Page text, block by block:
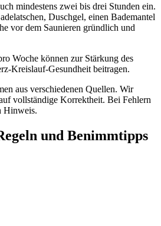
mindestens zwei bis drei Stunden ein.
Duschgel, einen Bademantel
vor dem Saunieren gründlich und
Woche können zur Stärkung des
Kreislauf-Gesundheit beitragen.
aus verschiedenen Quellen. Wir
vollständige Korrektheit. Bei Fehlern
Hinweis.
und Benimmtipps